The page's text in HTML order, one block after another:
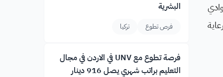
البشرية
فرص تطوع تركيا
فرصة تطوع مع UNV في الاردن في مجال
التعليم براتب شهري يصل 916 دينار